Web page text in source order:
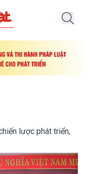
lược phát triển,